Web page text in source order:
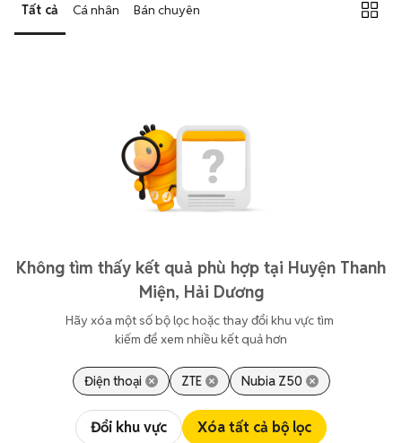
Tất cả Cá nhân Bán chuyên
Không tìm thấy kết quả phù hợp tại Huyện Thanh
Miện, Hải Dương
Hãy xóa một số bộ lọc hoặc thay đổi khu vực tìm
kiếm để xem nhiều kết quả hơn
Điện thoại ZTE Nubia Z50
Đổi khu vực Xóa tất cả bộ lọc